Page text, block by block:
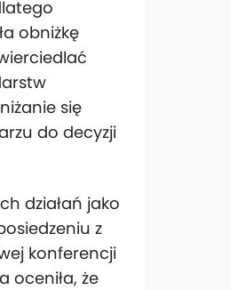
obniżkę
się
do decyzji
działań jako
z
konferencji
oceniła, że